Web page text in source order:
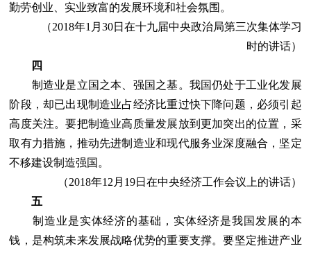
勤劳创业、实业致富的发展环境和社会氛围。
（2018年1月30日在十九届中央政治局第三次集体学习
时的讲话）
四
制造业是立国之本、强国之基。我国仍处于工业化发展
阶段，却已出现制造业占经济比重过快下降问题，必须引起
高度关注。要把制造业高质量发展放到更加突出的位置，采
取有力措施，推动先进制造业和现代服务业深度融合，坚定
不移建设制造强国。
（2018年12月19日在中央经济工作会议上的讲话）
五
制造业是实体经济的基础，实体经济是我国发展的本
钱，是构筑未来发展战略优势的重要支撑。要坚定推进产业